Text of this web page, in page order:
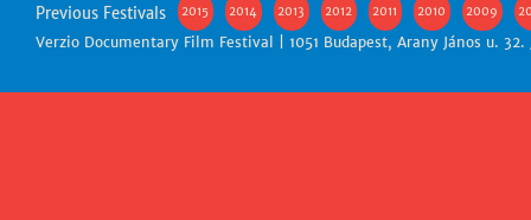
Previous Festivals 2015 2014 2013 2012 2011 2010 2009
Verzio Documentary Film Festival | 1051 Budapest, Arany János u.